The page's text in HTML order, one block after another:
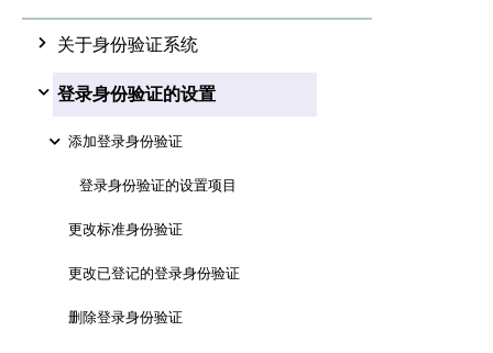
关于身份验证系统
登录身份验证的设置
添加登录身份验证
登录身份验证的设置项目
更改标准身份验证
更改已登记的登录身份验证
删除登录身份验证